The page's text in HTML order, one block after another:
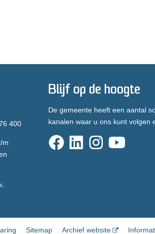
400
m
Blijf op de hoogte
De gemeente heeft een aantal
kanalen waar u ons kunt volgen
Sitemap Archief website